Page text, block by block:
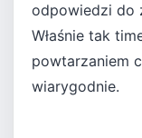
odpowiedzi do
Właśnie tak
powtarzaniem
wiarygodnie.